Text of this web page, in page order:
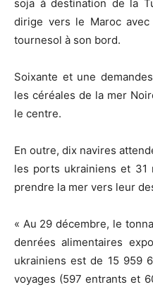
soja à destination de la
dirige vers le Maroc
tournesol à son bord.
Soixante et une
les céréales de la mer
le centre.
En outre, dix navires
les ports ukrainiens et 31
prendre la mer vers leur
« Au 29 décembre, le
denrées alimentaires
ukrainiens est de 15 959
voyages (597 entrants et